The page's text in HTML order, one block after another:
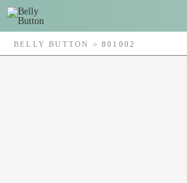
BELLY BUTTON >801002